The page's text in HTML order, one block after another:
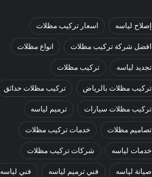
إصلاح لياسه اسعار تركيب مظلات
افضل شركة تركيب مظلات انواع مظلات
تجديد لياسه تركيب مظلات
تركيب مظلات بالرياض تركيب مظلات حدائق
تركيب مظلات سيارات ترميم لياسه
تصاميم مظلات خدمات تركيب مظلات
خدمات لياسه شركات تركيب مظلات
صيانة لياسه فني ترميم لياسه فني لياسه